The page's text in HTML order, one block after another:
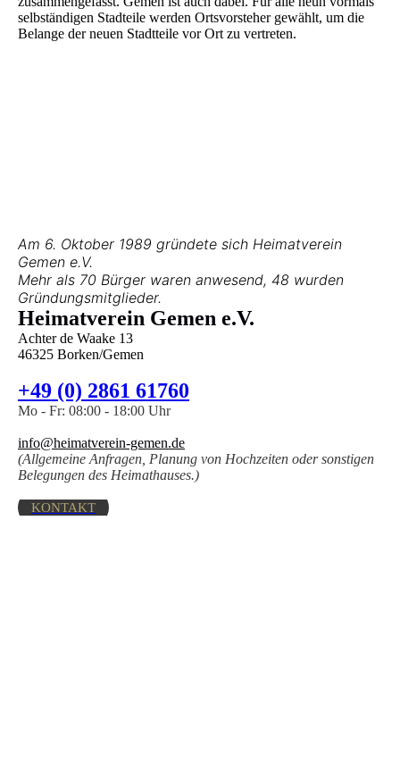
selbständigen Stadteile werden Ortsvorsteher gewählt, um die
Belange der neuen Stadtteile vor Ort zu vertreten.
Am 6. Oktober 1989 gründete sich Heimatverein
Gemen e.V.
Mehr als 70 Bürger waren anwesend, 48 wurden
Gründungsmitglieder.
Heimatverein Gemen e.V.
Achter de Waake 13
46325 Borken/Gemen
+49 (0) 2861 61760
Mo - Fr: 08:00 - 18:00 Uhr
info@heimatverein-gemen.de
(Allgemeine Anfragen, Planung von Hochzeiten oder sonstigen
Belegungen des Heimathauses.)
KONTAKT